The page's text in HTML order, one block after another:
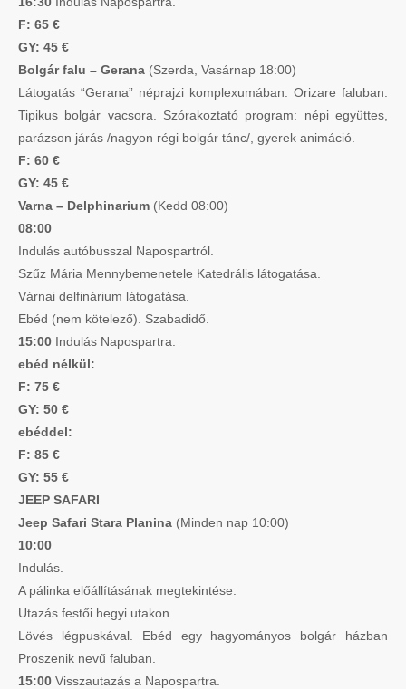
F: 65 €
GY: 45 €
Bolgár falu – Gerana (Szerda, Vasárnap 18:00)
Látogatás “Gerana” néprajzi komplexumában. Orizare faluban.
Tipikus bolgár vacsora. Szórakoztató program: népi együttes,
parázson járás /nagyon régi bolgár tánc/, gyerek animáció.
F: 60 €
GY: 45 €
Varna – Delphinarium (Kedd 08:00)
08:00
Indulás autóbusszal Napospartról.
Szűz Mária Mennybemenetele Katedrális látogatása.
Várnai delfinárium látogatása.
Ebéd (nem kötelező). Szabadidő.
15:00 Indulás Napospartra.
ebéd nélkül:
F: 75 €
GY: 50 €
ebéddel:
F: 85 €
GY: 55 €
JEEP SAFARI
Jeep Safari Stara Planina (Minden nap 10:00)
10:00
Indulás.
A pálinka előállításának megtekintése.
Utazás festői hegyi utakon.
Lövés légpuskával. Ebéd egy hagyományos bolgár házban
Proszenik nevű faluban.
15:00 Visszautazás a Napospartra.